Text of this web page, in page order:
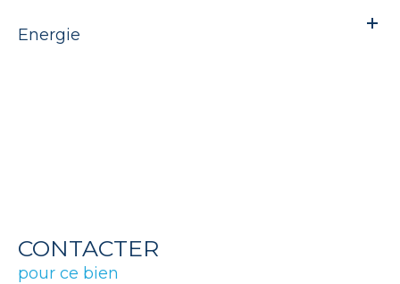
Energie
CONTACTER
pour ce bien